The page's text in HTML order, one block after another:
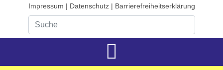
Impressum | Datenschutz| Barrierefreiheitserklärung
Suche